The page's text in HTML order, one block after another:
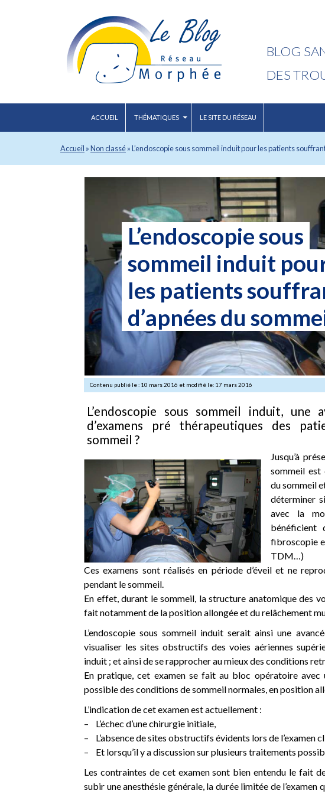
BLOG
DES
ACCUEIL THÉMATIQUES LE SITE DU RÉSEAU
Accueil »Non classé»L’endoscopie sous sommeil induit pour les patients
L’endoscopie sous
sommeil induit
les patients
d’apnées du
Contenu publié le : 10 mars 2016 et modifié le: 17 mars 2016
L’endoscopie sous sommeil induit, une
d’examens pré thérapeutiques des
sommeil ?
Jusqu’à
sommeil est
du sommeil
déterminer
avec la
bénéficient
fibroscopie
TDM…)
Ces examens sont réalisés en période d’éveil et ne
pendant le sommeil.
En effet, durant le sommeil, la structure anatomique des
fait notamment de la position allongée et du relâchement
L’endoscopie sous sommeil induit serait ainsi une
visualiser les sites obstructifs des voies aériennes
induit ; et ainsi de se rapprocher au mieux des conditions
En pratique, cet examen se fait au bloc opératoire avec
possible des conditions de sommeil normales, en position
L’indication de cet examen est actuellement :
– L’échec d’une chirurgie initiale,
– L’absence de sites obstructifs évidents lors de l’examen
– Et lorsqu’il y a discussion sur plusieurs traitements
Les contraintes de cet examen sont bien entendu le fait
subir une anesthésie générale, la durée limitée de l’examen